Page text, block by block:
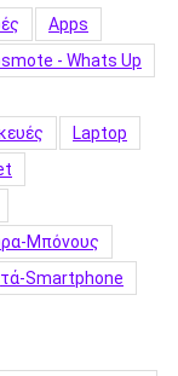
Apps
- Whats Up
Laptop
Μπόνους
Smartphone